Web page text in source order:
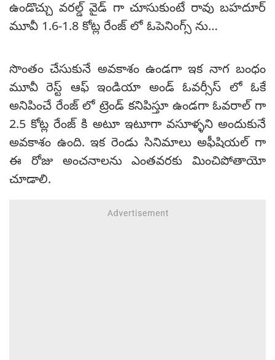
ఉండొచ్చు వరల్డ్ వైడ్ గా చూసుకుంటే రావు బహదూర్
మూవీ 1.6-1.8 కోట్ల రేంజ్ లో ఓపెనింగ్స్ ను…
సొంతం చేసుకునే అవకాశం ఉండగా ఇక నాగ బంధం
మూవీ రెస్ట్ ఆఫ్ ఇండియా అండ్ ఓవర్సీస్ లో ఓకే
అనిపించే రేంజ్ లో ట్రెండ్ కనిపిస్తూ ఉండగా ఓవరాల్ గా
2.5 కోట్ల రేంజ్ కి అటూ ఇటూగా వసూళ్ళని అందుకునే
అవకాశం ఉంది. ఇక రెండు సినిమాలు అఫీషియల్ గా
ఈ రోజు అంచనాలను ఎంతవరకు మించిపోతాయో
చూడాలి.